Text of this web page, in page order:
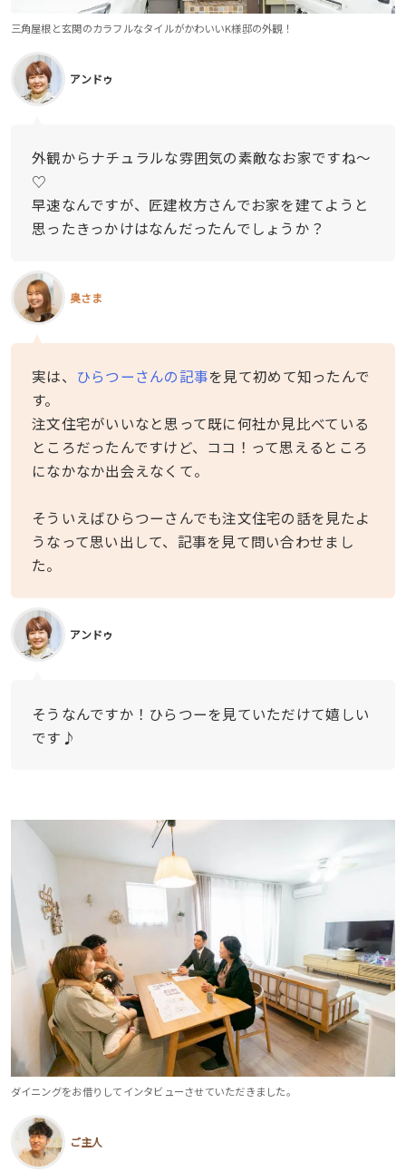
三角屋根と玄関のカラフルなタイルがかわいいK様邸の外観！
アンドゥ
外観からナチュラルな雰囲気の素敵なお家ですね〜
♡
早速なんですが、匠建枚方さんでお家を建てようと
思ったきっかけはなんだったんでしょうか？
奥さま
実は、 ひらつーさんの記事を見て初めて知ったんで
す。
注文住宅がいいなと思って既に何社か見比べている
ところだったんですけど、ココ！って思えるところ
になかなか出会えなくて。
そういえばひらつーさんでも注文住宅の話を見たよ
うなって思い出して、記事を見て問い合わせまし
た。
アンドゥ
そうなんですか！ひらつーを見ていただけて嬉しい
です♪
ダイニングをお借りしてインタビューさせていただきました。
ご主人